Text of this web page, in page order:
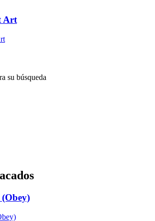
Art
su búsqueda